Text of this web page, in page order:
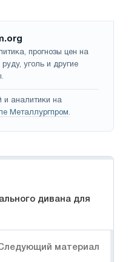
прогнозы цен на
уголь и другие
и аналитики на
Металлургпром.
дивана для
материал